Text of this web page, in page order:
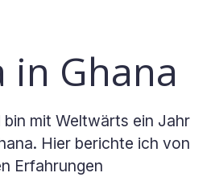
in Ghana
bin mit Weltwärts ein Jahr
Hier berichte ich von
Erfahrungen